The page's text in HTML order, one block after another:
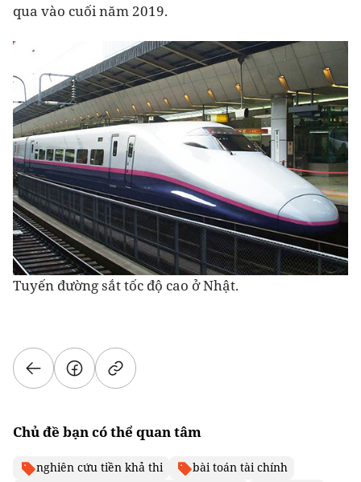
qua vào cuối năm 2019.
Tuyến đường sắt tốc độ cao ở Nhật.
Chủ đề bạn có thể quan tâm
nghiên cứu tiền khả thi
bài toán tài chính